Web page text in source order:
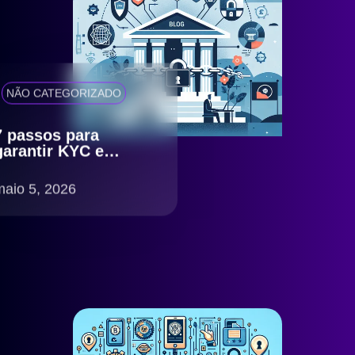
NÃO CATEGORIZADO
passos para
KYC e
compliance
no Brasil
5, 2026